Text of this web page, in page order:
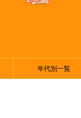
年代別一覧